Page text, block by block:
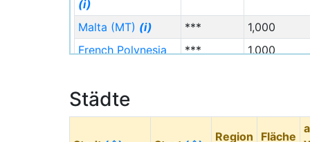
(i)
Malta (MT) (i) ***
1,000
French Polynesia
*** 1,000
Romania (RO)
Städte
Region
Fläche